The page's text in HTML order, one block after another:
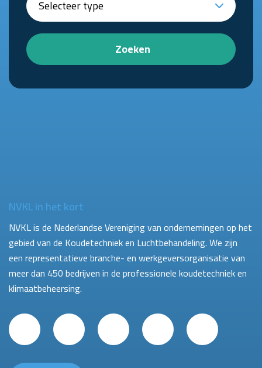
Zoeken
NVKL in het kort
NVKL is de Nederlandse Vereniging van ondernemingen op het
gebied van de Koudetechniek en Luchtbehandeling. We zijn
een representatieve branche- en werkgeversorganisatie van
meer dan 450 bedrijven in de professionele koudetechniek en
klimaatbeheersing.